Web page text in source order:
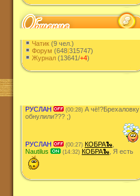
Чатик (9 чел.)
Форум (648|315747)
Журнал (13641/+4)
РУСЛАН (00:28) А чë!?Брехаловку
обнулили??? ;)
РУСЛАН (00:27) КОБРА🐍
Nautilus
(14:32) КОБРА🐍 , Я есть